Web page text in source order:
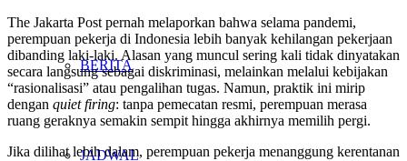
BERITA
JADWAL
The Jakarta Post pernah melaporkan bahwa selama pandemi,
perempuan pekerja di Indonesia lebih banyak kehilangan pekerjaan
dibanding laki-laki. Alasan yang muncul sering kali tidak dinyatakan
secara langsung sebagai diskriminasi, melainkan melalui kebijakan
“rasionalisasi” atau pengalihan tugas. Namun, praktik ini mirip
dengan quiet firing: tanpa pemecatan resmi, perempuan merasa
ruang geraknya semakin sempit hingga akhirnya memilih pergi.
Jika dilihat lebih dalam, perempuan pekerja menanggung kerentanan